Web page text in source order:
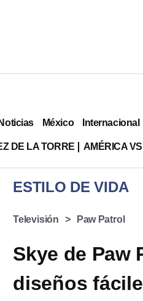
México Internacional
DE LA TORRE AMÉRICA
ESTILO DE VIDA
Televisión Paw Patrol
Skye de Paw
diseños